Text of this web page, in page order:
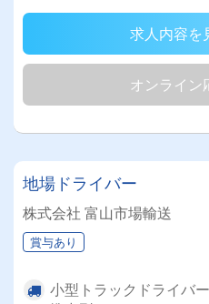
求人内容を
オンライン
地場ドライバー
株式会社 富山市場輸送
賞与あり
小型トラックドライバ